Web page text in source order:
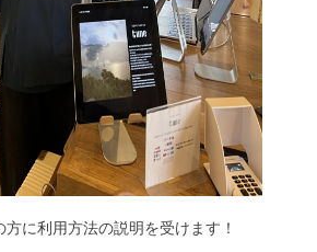
に利用方法の説明を受けます！